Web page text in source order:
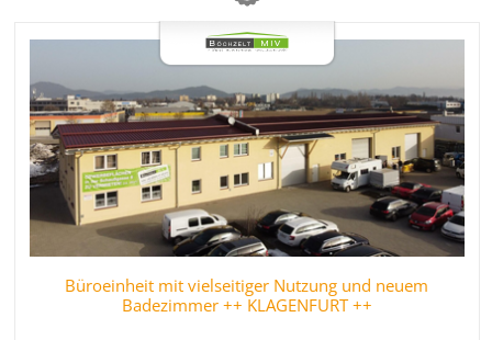
Büroeinheit mit vielseitiger Nutzung und neuem
Badezimmer ++ KLAGENFURT ++